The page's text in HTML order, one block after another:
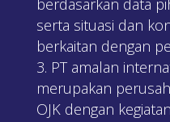
serta situasi dan
berkaitan dengan
PT amalan
merupakan
OJK dengan